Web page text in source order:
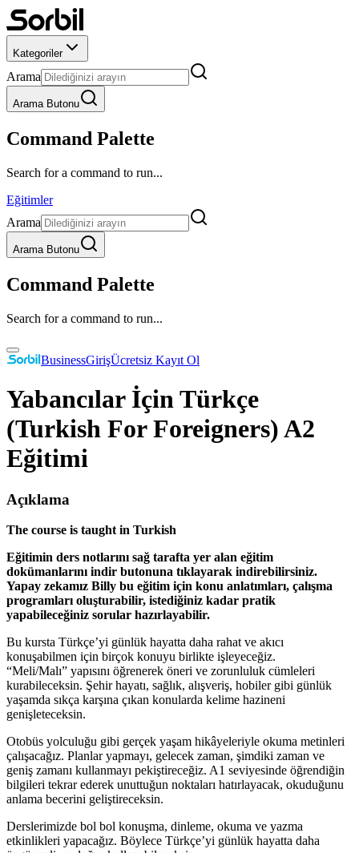
Kategoriler
Arama
Arama Butonu
Command Palette
Search for a command to run...
Eğitimler
Arama
Arama Butonu
Command Palette
Search for a command to run...
BusinessGirişÜcretsiz Kayıt Ol
Yabancılar İçin Türkçe
(Turkish For Foreigners) A2
Eğitimi
Açıklama
The course is taught in Turkish
Eğitimin ders notlarını sağ tarafta yer alan eğitim
dokümanlarını indir butonuna tıklayarak indirebilirsiniz.
Yapay zekamız Billy bu eğitim için konu anlatımları, çalışma
programları oluşturabilir, istediğiniz kadar pratik
yapabileceğiniz sorular hazırlayabilir.
Bu kursta Türkçe’yi günlük hayatta daha rahat ve akıcı
konuşabilmen için birçok konuyu birlikte işleyeceğiz.
“Meli/Malı” yapısını öğrenerek öneri ve zorunluluk cümleleri
kurabileceksin. Şehir hayatı, sağlık, alışveriş, hobiler gibi günlük
yaşamda sıkça karşına çıkan konularda kelime hazineni
genişleteceksin.
Otobüs yolculuğu gibi gerçek yaşam hikâyeleriyle okuma metinleri
çalışacağız. Planlar yapmayı, gelecek zaman, şimdiki zaman ve
geniş zamanı kullanmayı pekiştireceğiz. A1 seviyesinde öğrendiğin
bilgileri tekrar ederek unuttuğun noktaları hatırlayacak, okuduğunu
anlama becerini geliştireceksin.
Derslerimizde bol bol konuşma, dinleme, okuma ve yazma
etkinlikleri yapacağız. Böylece Türkçe’yi günlük hayatta daha